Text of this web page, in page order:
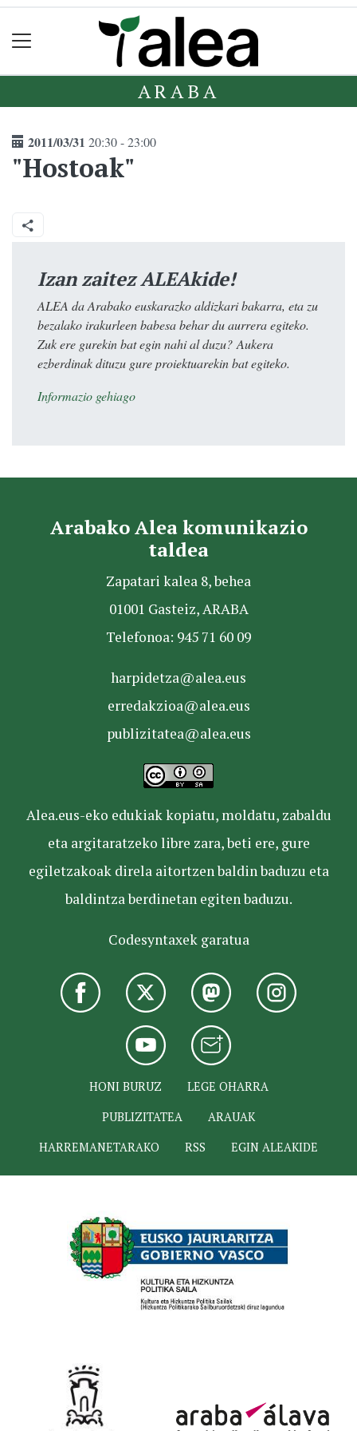
ARABA
2011/03/31 20:30 - 23:00
"Hostoak"
Izan zaitez ALEAkide!
ALEA da Arabako euskarazko aldizkari bakarra, eta zu
bezalako irakurleen babesa behar du aurrera egiteko.
Zuk ere gurekin bat egin nahi al duzu? Aukera
ezberdinak dituzu gure proiektuarekin bat egiteko.
Informazio gehiago
Arabako Alea komunikazio
taldea
Zapatari kalea 8, behea
01001 Gasteiz, ARABA
Telefonoa: 945 71 60 09
harpidetza@alea.eus
erredakzioa@alea.eus
publizitatea@alea.eus
Alea.eus-eko edukiak kopiatu, moldatu, zabaldu
eta argitaratzeko libre zara, beti ere, gure
egiletzakoak direla aitortzen baldin baduzu eta
baldintza berdinetan egiten baduzu.
Codesyntaxek garatua
HONI BURUZ
LEGE OHARRA
PUBLIZITATEA
ARAUAK
HARREMANETARAKO
RSS EGIN ALEAKIDE